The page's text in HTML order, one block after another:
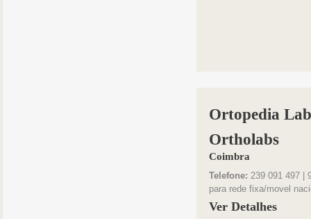
Ortopedia
Ortholabs
Coimbra
Telefone: 239 091 497 |
para rede fixa/movel
Ver Detalhes